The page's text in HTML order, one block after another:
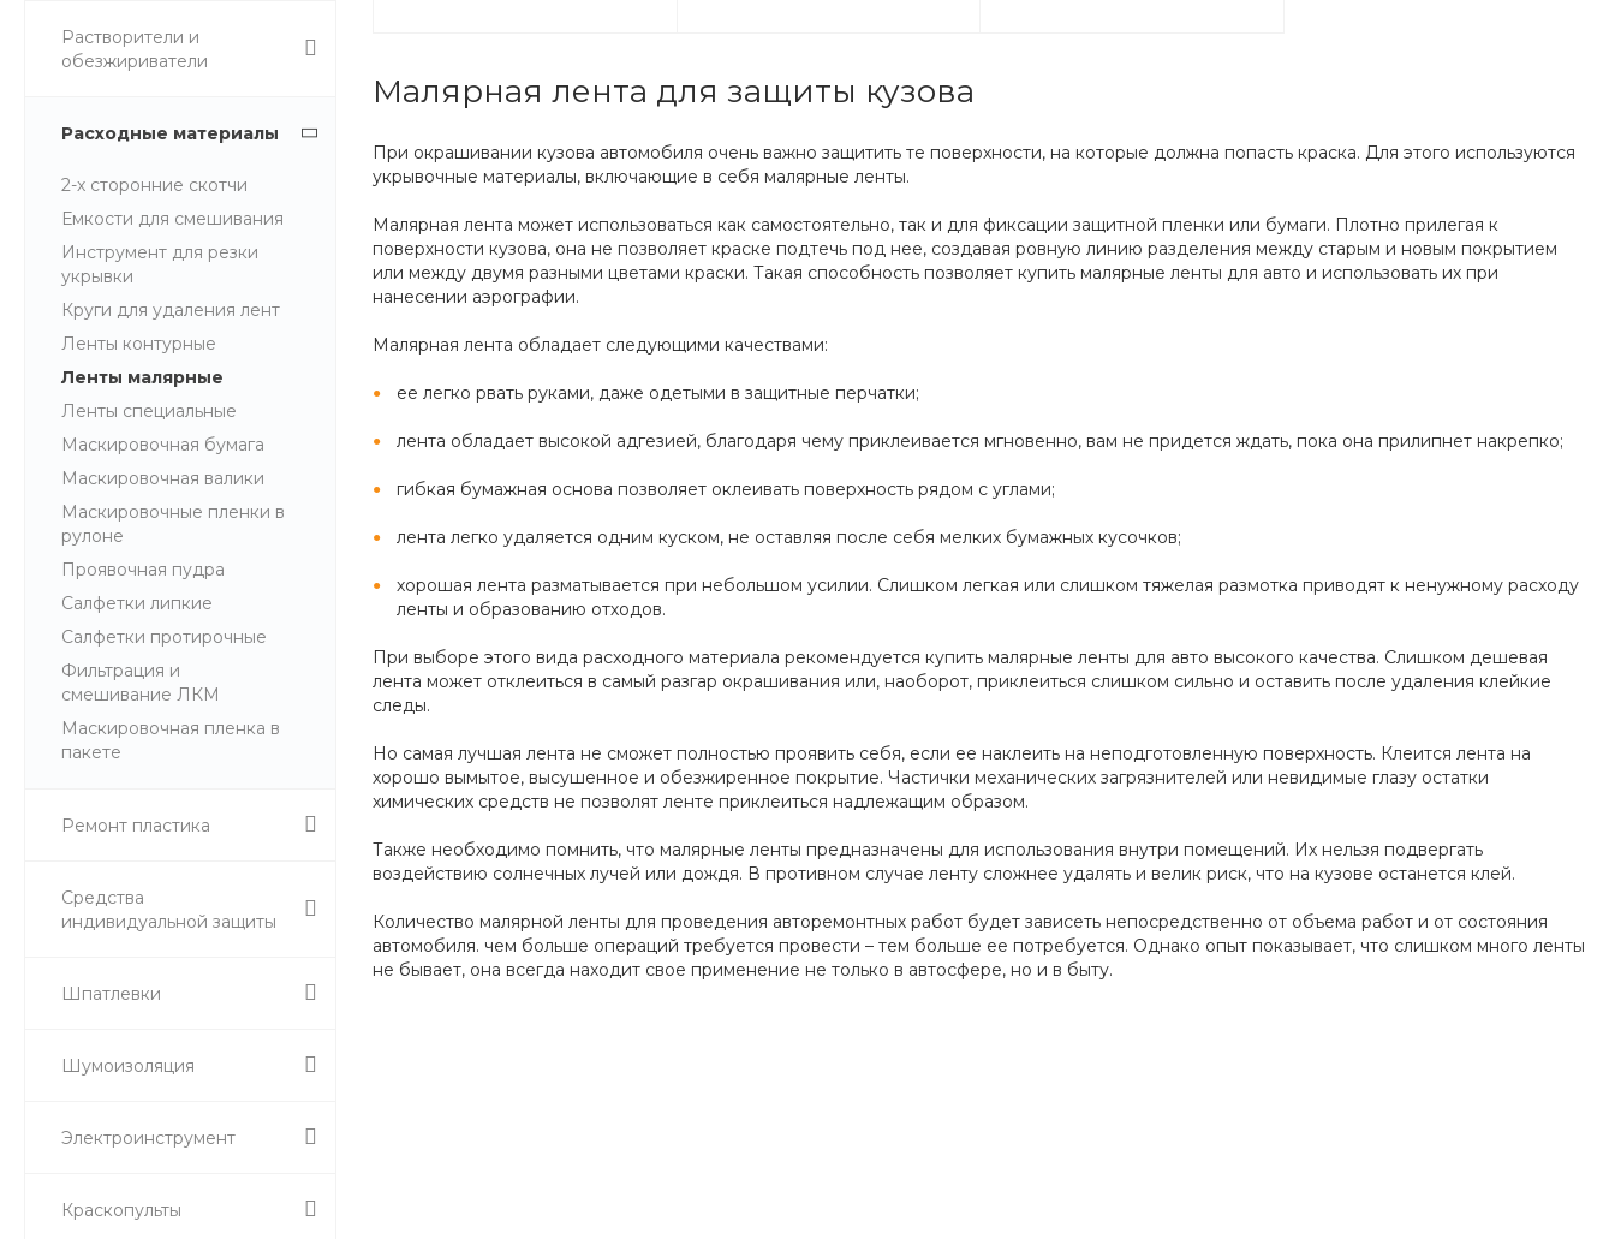
Растворители и
обезжириватели
Расходные материалы
2-х сторонние скотчи
Емкости для смешивания
Инструмент для резки
укрывки
Круги для удаления лент
Ленты контурные
Ленты малярные
Ленты специальные
Маскировочная бумага
Маскировочная валики
Маскировочные пленки в
рулоне
Проявочная пудра
Салфетки липкие
Салфетки протирочные
Фильтрация и
смешивание ЛКМ
Маскировочная пленка в
пакете
Ремонт пластика
Средства
индивидуальной защиты
Шпатлевки
Шумоизоляция
Электроинструмент
Краскопульты
Малярная лента для защиты кузова
При окрашивании кузова автомобиля очень важно защитить те поверхности, на которые должна попасть краска. Для этого используются
укрывочные материалы, включающие в себя малярные ленты.
Малярная лента может использоваться как самостоятельно, так и для фиксации защитной пленки или бумаги. Плотно прилегая к
поверхности кузова, она не позволяет краске подтечь под нее, создавая ровную линию разделения между старым и новым покрытием
или между двумя разными цветами краски. Такая способность позволяет купить малярные ленты для авто и использовать их при
нанесении аэрографии.
Малярная лента обладает следующими качествами:
ее легко рвать руками, даже одетыми в защитные перчатки;
лента обладает высокой адгезией, благодаря чему приклеивается мгновенно, вам не придется ждать, пока она прилипнет накрепко;
гибкая бумажная основа позволяет оклеивать поверхность рядом с углами;
лента легко удаляется одним куском, не оставляя после себя мелких бумажных кусочков;
хорошая лента разматывается при небольшом усилии. Слишком легкая или слишком тяжелая размотка приводят к ненужному расходу
ленты и образованию отходов.
При выборе этого вида расходного материала рекомендуется купить малярные ленты для авто высокого качества. Слишком дешевая
лента может отклеиться в самый разгар окрашивания или, наоборот, приклеиться слишком сильно и оставить после удаления клейкие
следы.
Но самая лучшая лента не сможет полностью проявить себя, если ее наклеить на неподготовленную поверхность. Клеится лента на
хорошо вымытое, высушенное и обезжиренное покрытие. Частички механических загрязнителей или невидимые глазу остатки
химических средств не позволят ленте приклеиться надлежащим образом.
Также необходимо помнить, что малярные ленты предназначены для использования внутри помещений. Их нельзя подвергать
воздействию солнечных лучей или дождя. В противном случае ленту сложнее удалять и велик риск, что на кузове останется клей.
Количество малярной ленты для проведения авторемонтных работ будет зависеть непосредственно от объема работ и от состояния
автомобиля. чем больше операций требуется провести – тем больше ее потребуется. Однако опыт показывает, что слишком много ленты
не бывает, она всегда находит свое применение не только в автосфере, но и в быту.